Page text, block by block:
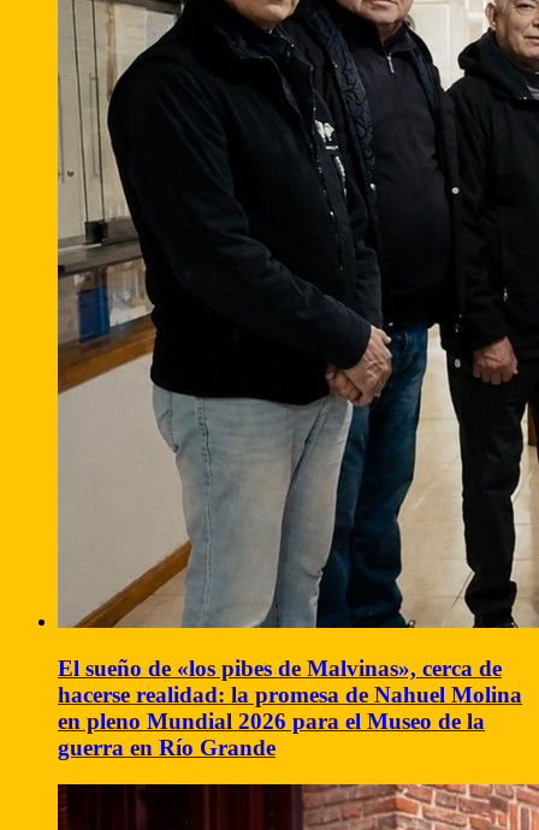
El sueño de «los pibes de Malvinas», cerca de
hacerse realidad: la promesa de Nahuel Molina
en pleno Mundial 2026 para el Museo de la
guerra en Río Grande